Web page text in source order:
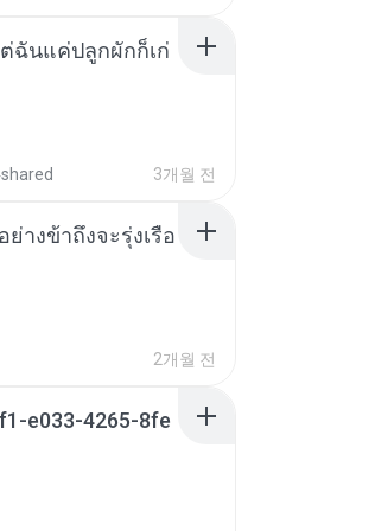
ฉันแค่ปลูกผักก็เก่
3개월 전
างข้าถึงจะรุ่งเรือ
2개월 전
e033-4265-8fe